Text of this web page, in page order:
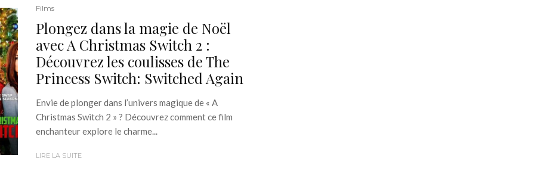
Films
Plongez dans la magie de Noël
avec A Christmas Switch 2 :
Découvrez les coulisses de The
Princess Switch: Switched Again
Envie de plonger dans l’univers magique de « A
Christmas Switch 2 » ? Découvrez comment ce film
enchanteur explore le charme...
LIRE LA SUITE